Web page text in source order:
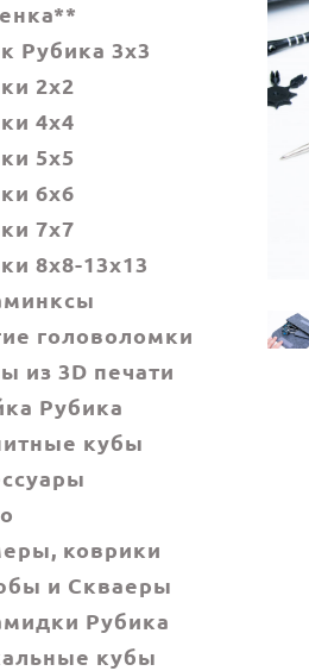
Рубика 3x3
2x2
4x4
5x5
6х6
7х7
8x8-13x13
головоломки
из 3D печати
Рубика
кубы
коврики
и Скваеры
Рубика
кубы